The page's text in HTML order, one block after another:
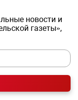
новости и
газеты»,